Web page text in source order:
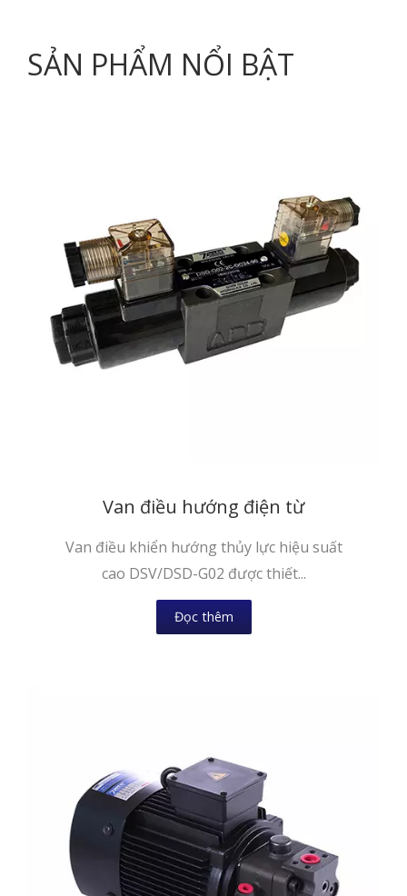
SẢN PHẨM NỔI BẬT
Van điều hướng điện từ
Van điều khiển hướng thủy lực hiệu suất
cao DSV/DSD-G02 được thiết...
Đọc thêm